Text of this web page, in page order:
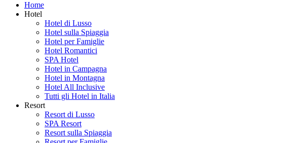
Home
Hotel
Hotel di Lusso
Hotel sulla Spiaggia
Hotel per Famiglie
Hotel Romantici
SPA Hotel
Hotel in Campagna
Hotel in Montagna
Hotel All Inclusive
Tutti gli Hotel in Italia
Resort
Resort di Lusso
SPA Resort
Resort sulla Spiaggia